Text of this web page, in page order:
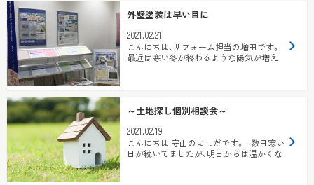
外壁塗装は早い目に
2021.02.21
こんにちは、リフォーム担当の増田です。
最近は寒い冬が終わるような陽気が増え
～土地探し個別相談会～
2021.02.19
こんにちは 守山のよしだです。 数日寒い
日が続いてましたが、明日からは温かくな